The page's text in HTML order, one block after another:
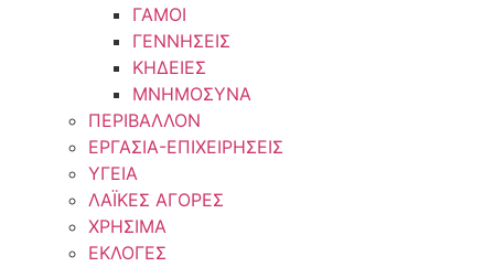
ΓΑΜΟΙ
ΓΕΝΝΗΣΕΙΣ
ΚΗΔΕΙΕΣ
ΜΝΗΜΟΣΥΝΑ
ΠΕΡΙΒΑΛΛΟΝ
ΕΡΓΑΣΙΑ-ΕΠΙΧΕΙΡΗΣΕΙΣ
ΥΓΕΙΑ
ΛΑΪΚΕΣ ΑΓΟΡΕΣ
ΧΡΗΣΙΜΑ
ΕΚΛΟΓΕΣ